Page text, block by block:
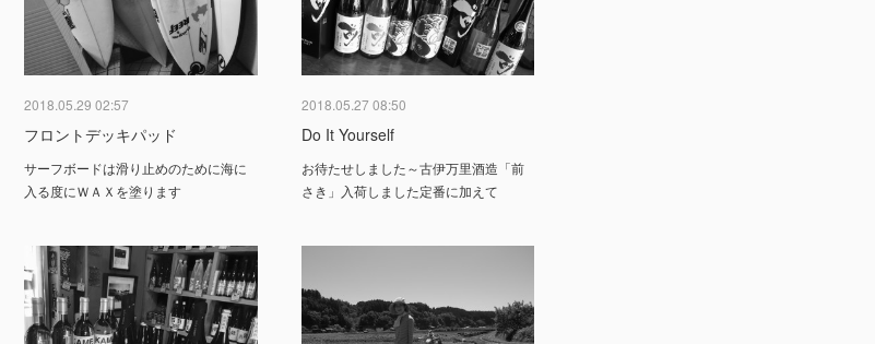
2018.05.29 02:57
フロントデッキパッド
サーフボードは滑り止めのために海に
入る度にＷＡＸを塗ります
2018.05.27 08:50
Do It Yourself
お待たせしました～古伊万里酒造「前
さき」入荷しました定番に加えて